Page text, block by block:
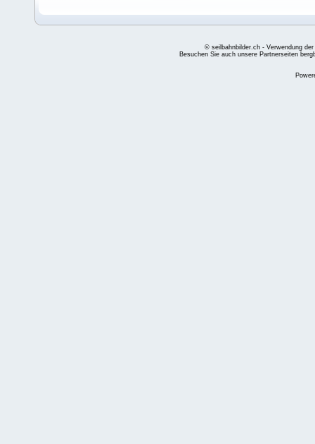
© seilbahnbilder.ch - Verwendung
Besuchen Sie auch unsere Partnerseiten